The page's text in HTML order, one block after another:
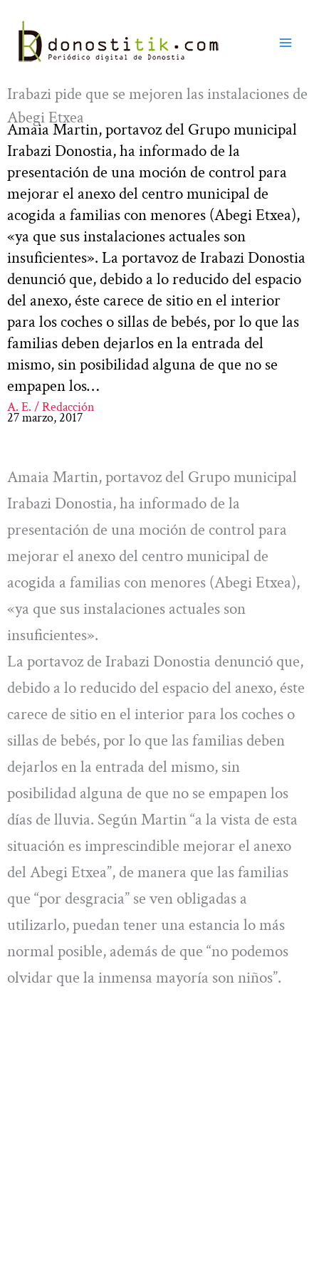
contenido
Irabazi pide que se mejoren las instalaciones de
Abegi Etxea
Amaia Martin, portavoz del Grupo municipal
Irabazi Donostia, ha informado de la
presentación de una moción de control para
mejorar el anexo del centro municipal de
acogida a familias con menores (Abegi Etxea),
«ya que sus instalaciones actuales son
insuficientes». La portavoz de Irabazi Donostia
denunció que, debido a lo reducido del espacio
del anexo, éste carece de sitio en el interior
para los coches o sillas de bebés, por lo que las
familias deben dejarlos en la entrada del
mismo, sin posibilidad alguna de que no se
empapen los…
A. E. / Redacción
27 marzo, 2017
Amaia Martin, portavoz del Grupo municipal
Irabazi Donostia, ha informado de la
presentación de una moción de control para
mejorar el anexo del centro municipal de
acogida a familias con menores (Abegi Etxea),
«ya que sus instalaciones actuales son
insuficientes».
La portavoz de Irabazi Donostia denunció que,
debido a lo reducido del espacio del anexo, éste
carece de sitio en el interior para los coches o
sillas de bebés, por lo que las familias deben
dejarlos en la entrada del mismo, sin
posibilidad alguna de que no se empapen los
días de lluvia. Según Martin “a la vista de esta
situación es imprescindible mejorar el anexo
del Abegi Etxea”, de manera que las familias
que “por desgracia” se ven obligadas a
utilizarlo, puedan tener una estancia lo más
normal posible, además de que “no podemos
olvidar que la inmensa mayoría son niños”.